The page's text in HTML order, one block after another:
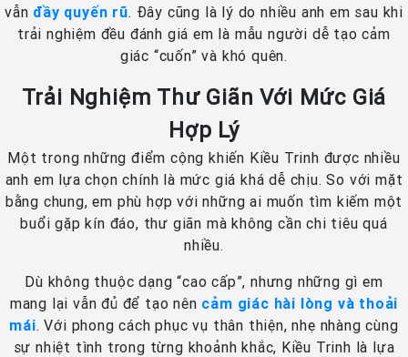
vẫn đầy quyến rũ. Đây cũng là lý do nhiều anh em sau khi
trải nghiệm đều đánh giá em là mẫu người dễ tạo cảm
giác “cuốn” và khó quên.
Trải Nghiệm Thư Giãn Với Mức Giá
Hợp Lý
Một trong những điểm cộng khiến Kiều Trinh được nhiều
anh em lựa chọn chính là mức giá khá dễ chịu. So với mặt
bằng chung, em phù hợp với những ai muốn tìm kiếm một
buổi gặp kín đáo, thư giãn mà không cần chi tiêu quá
nhiều.
Dù không thuộc dạng “cao cấp”, nhưng những gì em
mang lại vẫn đủ để tạo nên cảm giác hài lòng và thoải
mái. Với phong cách phục vụ thân thiện, nhẹ nhàng cùng
sự nhiệt tình trong từng khoảnh khắc, Kiều Trinh là lựa